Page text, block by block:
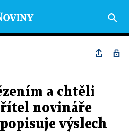
a chtěli
novináře
výslech